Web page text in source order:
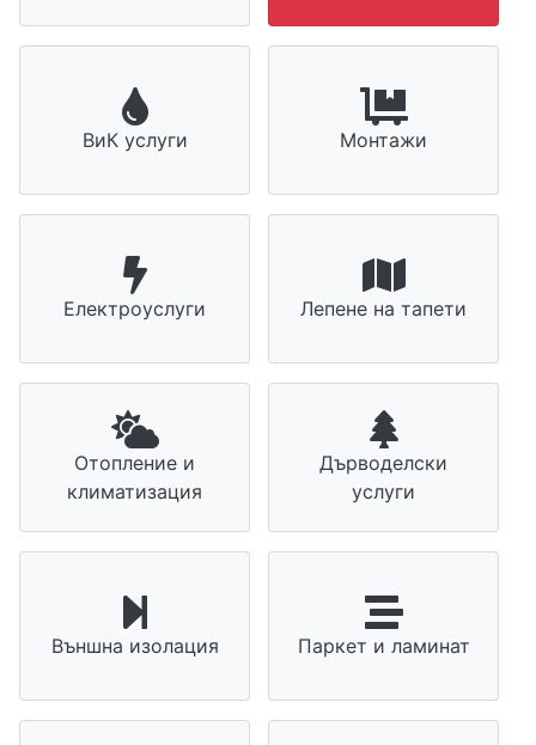
ВиК услуги Монтажи
Електроуслуги Лепене на тапети
Отопление и
климатизация
Дърводелски
услуги
Външна изолация Паркет и ламинат